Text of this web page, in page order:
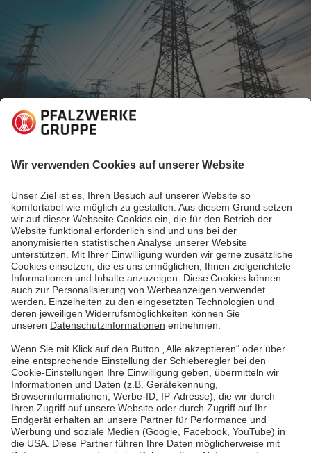
20.01.2023
Wie Stromausfälle entstehen
Viele Menschen haben Angst, in diesem Winter im
Dunkeln zu sitzen. Wie wahrscheinlich ist ein
Blackout oder ein Brownout – und wie funktioniert
das Stromnetz überhaupt? Wir klären auf mit Fakten
und Hintergrundwissen!
Mehr lesen
Mehr lesen
Pfalzwerke